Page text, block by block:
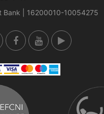
Bank | 16200010-10054275